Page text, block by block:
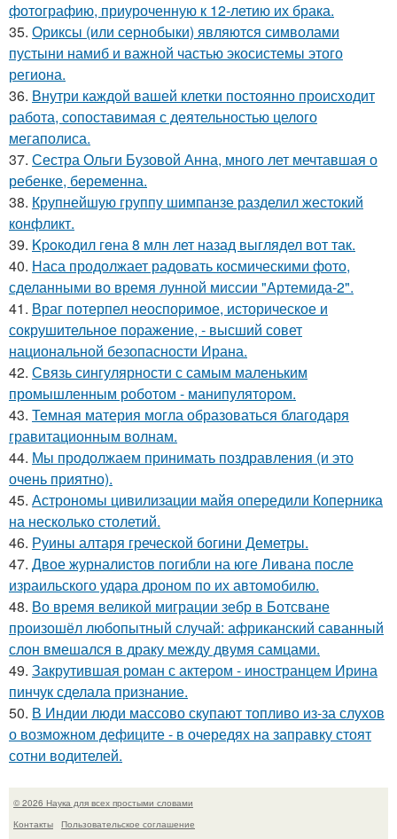
фотографию, приуроченную к 12-летию их брака.
35. Ориксы (или сернобыки) являются символами
пустыни намиб и важной частью экосистемы этого
региона.
36. Внутри каждой вашей клетки постоянно происходит
работа, сопоставимая с деятельностью целого
мегаполиса.
37. Сестра Ольги Бузовой Анна, много лет мечтавшая о
ребенке, беременна.
38. Крупнейшую группу шимпанзе разделил жестокий
конфликт.
39. Kpoкoдил гeна 8 млн лет назад выглядел вот так.
40. Наса продолжает радовать космическими фото,
сделанными во время лунной миссии "Артемида-2".
41. Враг потерпел неоспоримое, историческое и
сокрушительное поражение, - высший совет
национальной безопасности Ирана.
42. Связь сингулярности с самым маленьким
промышленным роботом - манипулятором.
43. Темная материя могла образоваться благодаря
гравитационным волнам.
44. Мы продолжаем принимать поздравления (и это
очень приятно).
45. Астрономы цивилизации майя опередили Коперника
на несколько столетий.
46. Руины алтаря греческой богини Деметры.
47. Двое журналистов погибли на юге Ливана после
израильского удара дроном по их автомобилю.
48. Во время великой миграции зебр в Ботсване
произошёл любопытный случай: африканский саванный
слон вмешался в драку между двумя самцами.
49. Закрутившая роман с актером - иностранцем Ирина
пинчук сделала признание.
50. В Индии люди массово скупают топливо из-за слухов
о возможном дефиците - в очередях на заправку стоят
сотни водителей.
© 2026 Наука для всех простыми словами
Контакты
Пользовательское соглашение